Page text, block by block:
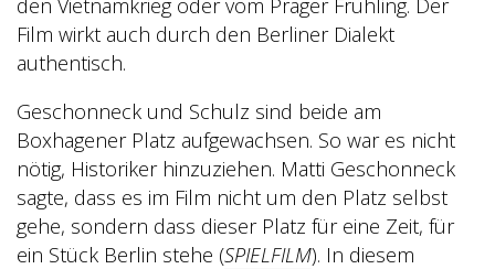
Film wirkt auch durch den Berliner Dialekt
authentisch.
Geschonneck und Schulz sind beide am
Boxhagener Platz aufgewachsen. So war es nicht
nötig, Historiker hinzuziehen. Matti Geschonneck
sagte, dass es im Film nicht um den Platz selbst
gehe, sondern dass dieser Platz für eine Zeit, für
ein Stück Berlin stehe (SPIELFILM). In diesem